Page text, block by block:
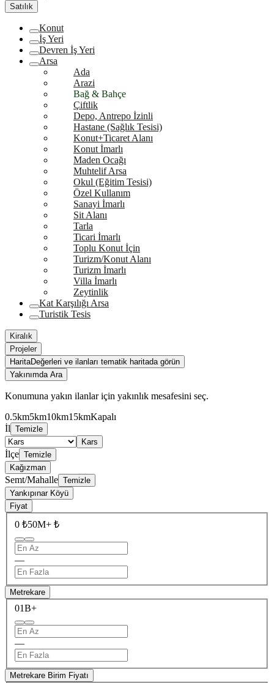
Satılık
Konut
İş Yeri
Devren İş Yeri
Arsa
Ada
Arazi
Bağ & Bahçe
Çiftlik
Depo, Antrepo İzinli
Hastane (Sağlık Tesisi)
Konut+Ticaret Alanı
Konut İmarlı
Maden Ocağı
Muhtelif Arsa
Okul (Eğitim Tesisi)
Özel Kullanım
Sanayi İmarlı
Sit Alanı
Tarla
Ticari İmarlı
Toplu Konut İçin
Turizm/Konut Alanı
Turizm İmarlı
Villa İmarlı
Zeytinlik
Kat Karşılığı Arsa
Turistik Tesis
Kiralık
Projeler
HaritaDeğerleri ve ilanları tematik haritada görün
Yakınımda Ara
Konumuna yakın ilanlar için yakınlık mesafesini seç.
0.5km5km10km15kmKapalı
İl Temizle
Kars
İlçe Temizle
Kağızman
Semt/Mahalle Temizle
Yankıpınar Köyü
Fiyat
0 ₺50M+ ₺
—
Metrekare
01B+
—
Metrekare Birim Fiyatı